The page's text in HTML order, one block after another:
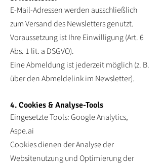
E-Mail-Adressen werden ausschließlich
zum Versand des Newsletters genutzt.
Voraussetzung ist Ihre Einwilligung (Art. 6
Abs. 1 lit. a DSGVO).
Eine Abmeldung ist jederzeit möglich (z. B.
über den Abmeldelink im Newsletter).
4. Cookies & Analyse-Tools
Eingesetzte Tools: Google Analytics,
Aspe.ai
Cookies dienen der Analyse der
Websitenutzung und Optimierung der